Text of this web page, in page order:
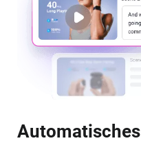
Automatisches